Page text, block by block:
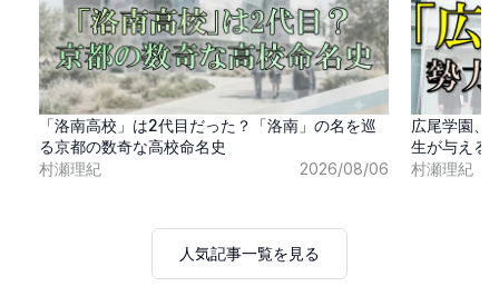
「洛南高校」は2代目だった？「洛南」の名を巡
る京都の数奇な高校命名史
村瀬理紀
2026/08/06
広尾学園、
生が与える
村瀬理紀
人気記事一覧を見る